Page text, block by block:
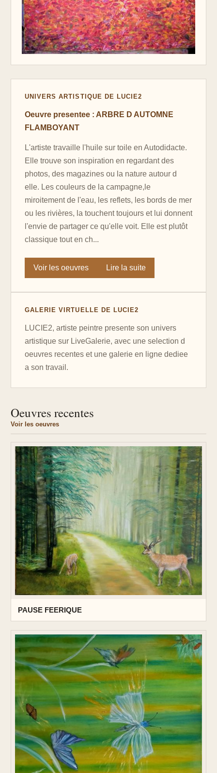
UNIVERS ARTISTIQUE DE LUCIE2
Oeuvre presentee : ARBRE D AUTOMNE
FLAMBOYANT
L'artiste travaille l'huile sur toile en Autodidacte.
Elle trouve son inspiration en regardant des
photos, des magazines ou la nature autour d
elle. Les couleurs de la campagne,le
miroitement de l'eau, les reflets, les bords de mer
ou les rivières, la touchent toujours et lui donnent
l'envie de partager ce qu'elle voit. Elle est plutôt
classique tout en ch...
Voir les oeuvres Lire la suite
GALERIE VIRTUELLE DE LUCIE2
LUCIE2, artiste peintre presente son univers
artistique sur LiveGalerie, avec une selection d
oeuvres recentes et une galerie en ligne dediee
a son travail.
Oeuvres recentes
Voir les oeuvres
PAUSE FEERIQUE